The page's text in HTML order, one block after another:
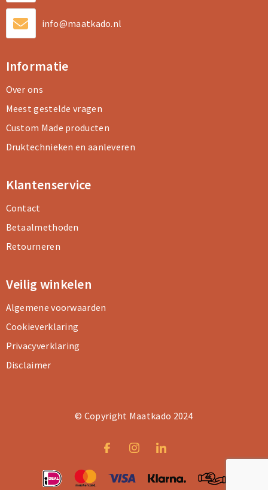
info@maatkado.nl
Informatie
Over ons
Meest gestelde vragen
Custom Made producten
Druktechnieken en aanleveren
Klantenservice
Contact
Betaalmethoden
Retourneren
Veilig winkelen
Algemene voorwaarden
Cookieverklaring
Privacyverklaring
Disclaimer
© Copyright Maatkado 2024